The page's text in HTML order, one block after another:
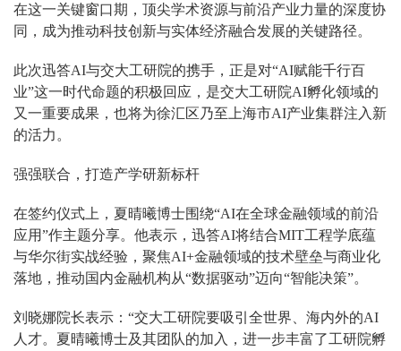
在这一关键窗口期，顶尖学术资源与前沿产业力量的深度协
同，成为推动科技创新与实体经济融合发展的关键路径。
此次迅答AI与交大工研院的携手，正是对“AI赋能千行百
业”这一时代命题的积极回应，是交大工研院AI孵化领域的
又一重要成果，也将为徐汇区乃至上海市AI产业集群注入新
的活力。
强强联合，打造产学研新标杆
在签约仪式上，夏晴曦博士围绕“AI在全球金融领域的前沿
应用”作主题分享。他表示，迅答AI将结合MIT工程学底蕴
与华尔街实战经验，聚焦AI+金融领域的技术壁垒与商业化
落地，推动国内金融机构从“数据驱动”迈向“智能决策”。
刘晓娜院长表示：“交大工研院要吸引全世界、海内外的AI
人才。夏晴曦博士及其团队的加入，进一步丰富了工研院孵